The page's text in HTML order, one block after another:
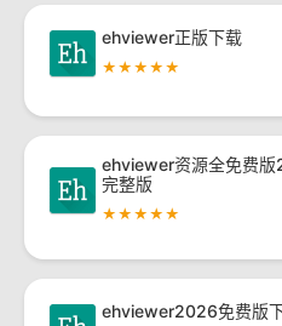
ehviewer正版下载
★★★★★
ehviewer资源全免费
完整版
★★★★★
ehviewer2026免费版